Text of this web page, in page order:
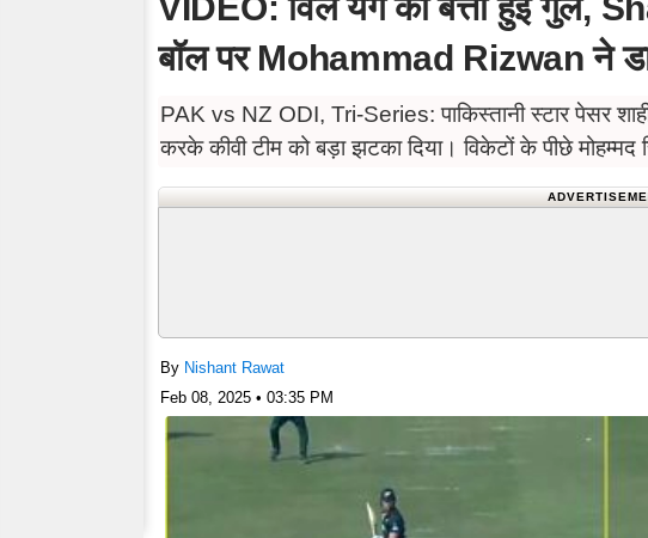
बॉल पर Mohammad Rizwan ने
PAK vs NZ ODI, Tri-Series: पाकिस्तानी स्टार पेसर
करके कीवी टीम को बड़ा झटका दिया। विकेटों के पीछे
By Nishant Rawat
Feb 08, 2025 • 03:35 PM